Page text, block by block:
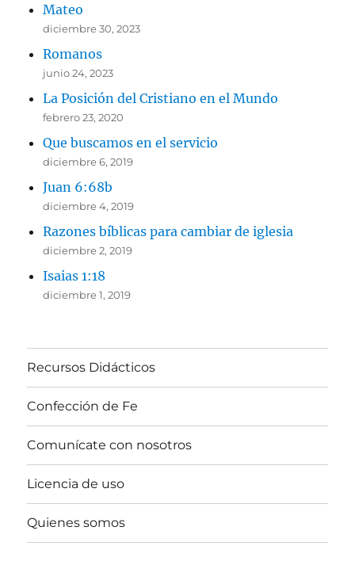
Mateo
diciembre 30, 2023
Romanos
junio 24, 2023
La Posición del Cristiano en el Mundo
febrero 23, 2020
Que buscamos en el servicio
diciembre 6, 2019
Juan 6:68b
diciembre 4, 2019
Razones bíblicas para cambiar de iglesia
diciembre 2, 2019
Isaias 1:18
diciembre 1, 2019
Recursos Didácticos
Confección de Fe
Comunícate con nosotros
Licencia de uso
Quienes somos